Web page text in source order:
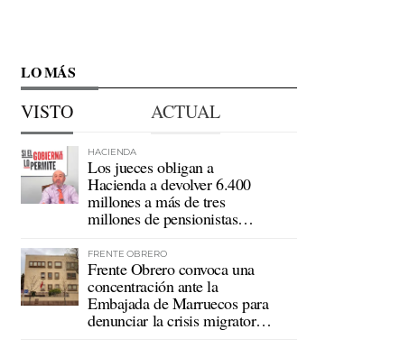
LO MÁS
VISTO ACTUAL
HACIENDA
Los jueces obligan a
Hacienda a devolver 6.400
millones a más de tres
millones de pensionistas
FRENTE OBRERO
Frente Obrero convoca una
concentración ante la
Embajada de Marruecos para
denunciar la crisis migratoria